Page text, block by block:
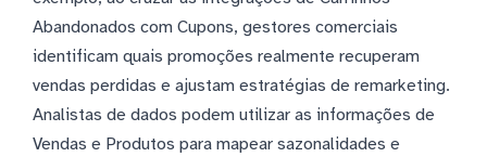
Abandonados com Cupons, gestores comerciais
identificam quais promoções realmente recuperam
vendas perdidas e ajustam estratégias de remarketing.
Analistas de dados podem utilizar as informações de
Vendas e Produtos para mapear sazonalidades e